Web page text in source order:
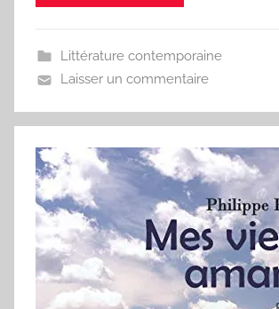
Littérature contemporaine
Laisser un commentaire